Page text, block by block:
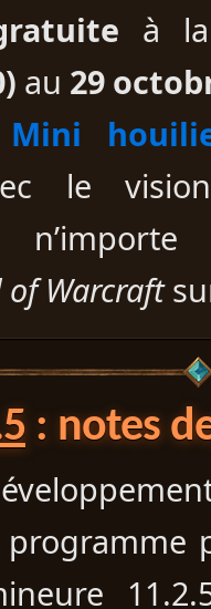
à
au 29
Mini
le
of Warcraft
: notes
programme